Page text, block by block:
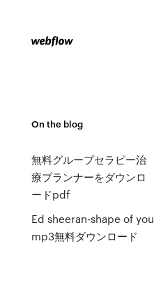
On the blog
無料グループセラピー治
療プランナーをダウンロ
ードpdf
Ed sheeran-shape of you
mp3無料ダウンロード